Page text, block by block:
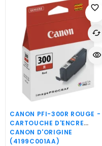
favorite_border
CANON PFI-300R ROUGE -
CARTOUCHE D'ENCRE
CANON D'ORIGINE
(4199C001AA)
cached
visibility